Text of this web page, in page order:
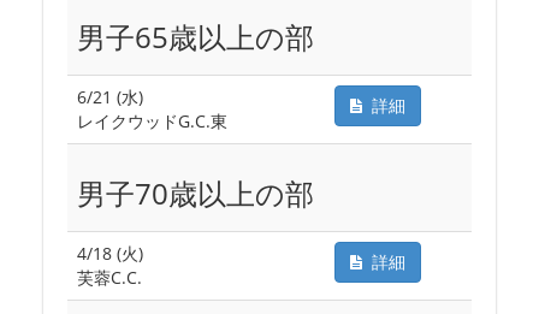
男子65歳以上の部
6/21 (水)
レイクウッドG.C.東
詳細
男子70歳以上の部
4/18 (火)
芙蓉C.C.
詳細